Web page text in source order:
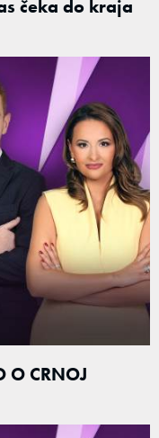
čeka do kraja
O CRNOJ